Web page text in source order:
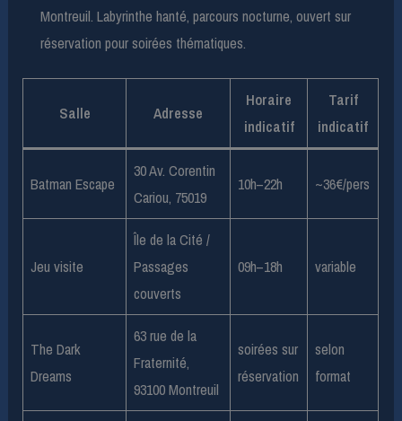
Montreuil. Labyrinthe hanté, parcours nocturne, ouvert sur
réservation pour soirées thématiques.
Salle Adresse
Horaire
indicatif
Tarif
indicatif
Batman Escape
30 Av. Corentin
Cariou, 75019
10h–22h ~36€/pers
Jeu visite
Île de la Cité /
Passages
couverts
09h–18h variable
The Dark
Dreams
63 rue de la
Fraternité,
93100 Montreuil
soirées sur
réservation
selon
format